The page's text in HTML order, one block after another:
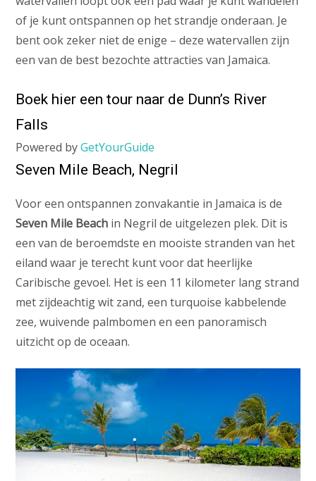
of je kunt ontspannen op het strandje onderaan. Je
bent ook zeker niet de enige – deze watervallen zijn
een van de best bezochte attracties van Jamaica.
Boek hier een tour naar de Dunn’s River
Falls
Powered byGetYourGuide
Seven Mile Beach, Negril
Voor een ontspannen zonvakantie in Jamaica is de
Seven Mile Beach in Negril de uitgelezen plek. Dit is
een van de beroemdste en mooiste stranden van het
eiland waar je terecht kunt voor dat heerlijke
Caribische gevoel. Het is een 11 kilometer lang strand
met zijdeachtig wit zand, een turquoise kabbelende
zee, wuivende palmbomen en een panoramisch
uitzicht op de oceaan.